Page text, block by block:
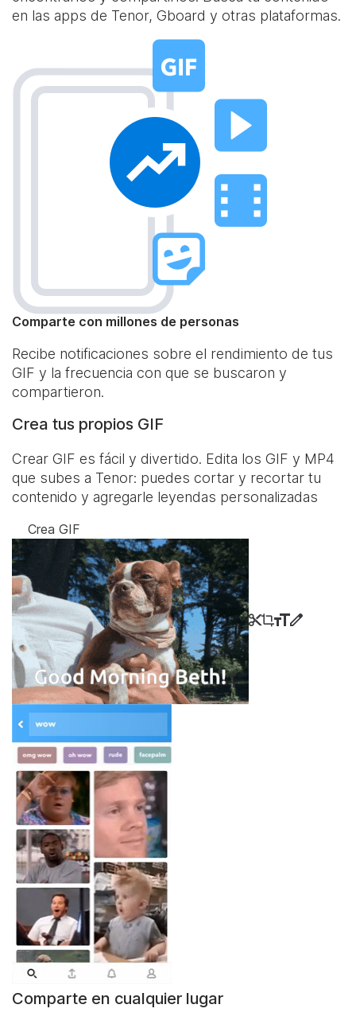
en las apps de Tenor, Gboard y otras plataformas.
Comparte con millones de personas
Recibe notificaciones sobre el rendimiento de tus
GIF y la frecuencia con que se buscaron y
compartieron.
Crea tus propios GIF
Crear GIF es fácil y divertido. Edita los GIF y MP4
que subes a Tenor: puedes cortar y recortar tu
contenido y agregarle leyendas personalizadas
Crea GIF
Comparte en cualquier lugar